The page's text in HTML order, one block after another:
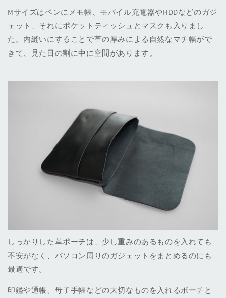
Mサイズはペンにメモ帳、モバイル充電器やHDDなどのガジ
ェット、それにポケットティッシュとマスクも入りまし
た。内縫いにすることで革の厚みによる自然なマチ幅がで
きて、見た目の割に中に空間があります。
しっかりした革ポーチは、少し重みのあるものを入れても
不安がなく、パソコン周りのガジェットをまとめるのにも
最適です。
印鑑や通帳、母子手帳などの大切なものを入れるポーチと